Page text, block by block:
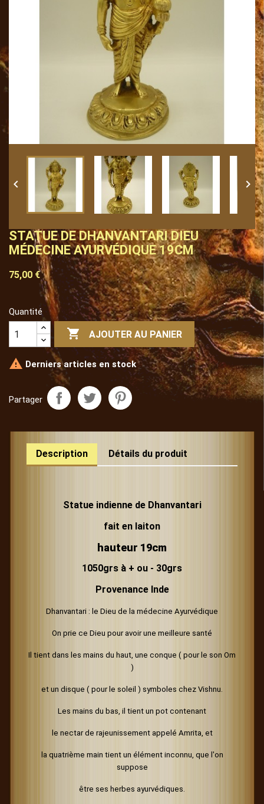
 
STATUE DE DHANVANTARI DIEU
MÉDECINE AYURVÉDIQUE 19CM
75,00 €
Quantité
 AJOUTER AU PANIER
 Derniers articles en stock
Partager
Description Détails du produit
Statue indienne de Dhanvantari
fait en laiton
hauteur 19cm
1050grs à + ou - 30grs
Provenance Inde
Dhanvantari : le Dieu de la médecine Ayurvédique
On prie ce Dieu pour avoir une meilleure santé
Il tient dans les mains du haut, une conque ( pour le son Om
)
et un disque ( pour le soleil ) symboles chez Vishnu.
Les mains du bas, il tient un pot contenant
le nectar de rajeunissement appelé Amrita, et
la quatrième main tient un élément inconnu, que l'on
suppose
être ses herbes ayurvédiques.